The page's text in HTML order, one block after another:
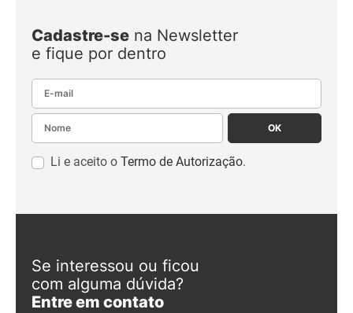
Cadastre-se na Newsletter
e fique por dentro
E-mail
Nome
OK
Li e aceito o Termo de Autorização.
Se interessou ou ficou
com alguma dúvida?
Entre em contato